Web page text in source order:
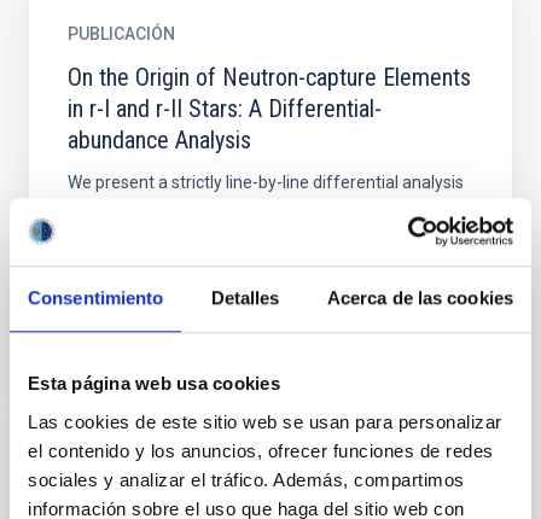
Consentimiento Detalles Acerca de las cookies
Esta página web usa cookies
Las cookies de este sitio web se usan para personalizar
el contenido y los anuncios, ofrecer funciones de redes
sociales y analizar el tráfico. Además, compartimos
información sobre el uso que haga del sitio web con
PUBLICACIÓN
On the Origin of Neutron-capture Elements
in r-I and r-II Stars: A Differential-
abundance Analysis
We present a strictly line-by-line differential analysis
107752) with respect to a strongly r-process-
PUBLICACIÓN